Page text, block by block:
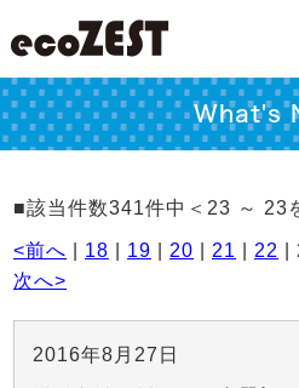
What's
■該当件数341件中＜23 ～ 23
<前へ 18 19 20 21 22 |
次へ>
2016年8月27日